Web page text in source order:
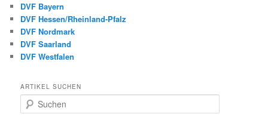
DVF Bayern
DVF Hessen/Rheinland-Pfalz
DVF Nordmark
DVF Saarland
DVF Westfalen
ARTIKEL SUCHEN
u